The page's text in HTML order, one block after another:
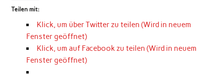
Teilen mit:
Klick, um über Twitter zu teilen (Wird in neuem
Fenster geöffnet)
Klick, um auf Facebook zu teilen (Wird in neuem
Fenster geöffnet)